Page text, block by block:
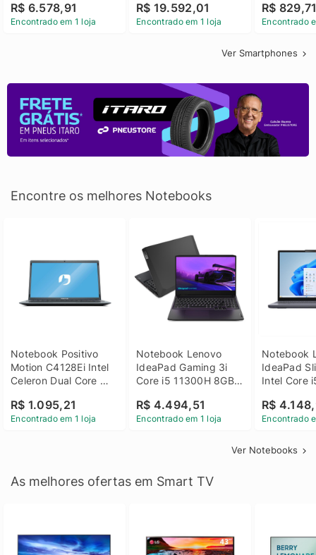
R$ 6.578,91
Encontrado em 1 loja
R$ 19.592,01
Encontrado em 1 loja
R$
Encontrado
Ver Smartphones
Encontre os melhores Notebooks
Notebook Positivo
Motion C4128Ei Intel
Celeron Dual Core
Linux 14 - 3002181
R$ 1.095,21
Encontrado em 1 loja
Notebook Lenovo
IdeaPad Gaming 3i
Core i5 11300H 8GB
GTX 1650 4GB 15.6
FHD Linux - Preto
R$ 4.494,51
Encontrado em 1 loja
Notebook
IdeaPad
Intel Core
SSD Win
R$
Encontrado
Ver Notebooks
As melhores ofertas em Smart TV